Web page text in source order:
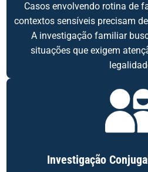
Casos envolvendo rotina de
contextos sensíveis precisam
A investigação familiar
situações que exigem
Investigação